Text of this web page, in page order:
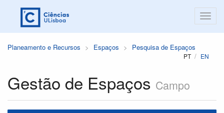
Planeamento e Recursos Espaços Pesquisa de Espaços
PT EN
Gestão de Espaços Campo